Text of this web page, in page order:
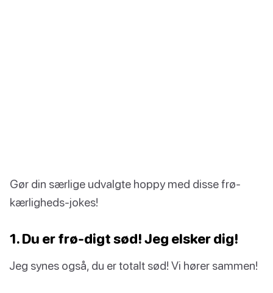
Gør din særlige udvalgte hoppy med disse frø-
kærligheds-jokes!
1. Du er frø-digt sød! Jeg elsker dig!
Jeg synes også, du er totalt sød! Vi hører sammen!